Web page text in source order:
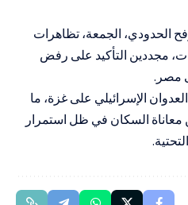
الحدودي، الجمعة، تظاهرات
مجددين التأكيد على رفض
مصر.
الإسرائيلي على غزة، ما
معاناة السكان في ظل استمرار